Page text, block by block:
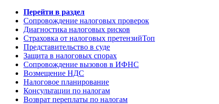
Перейти в раздел
Сопровождение налоговых проверок
Диагностика налоговых рисков
Страховка от налоговых претензийТоп
Представительство в суде
Защита в налоговых спорах
Сопровождение вызовов в ИФНС
Возмещение НДС
Налоговое планирование
Консультации по налогам
Возврат переплаты по налогам